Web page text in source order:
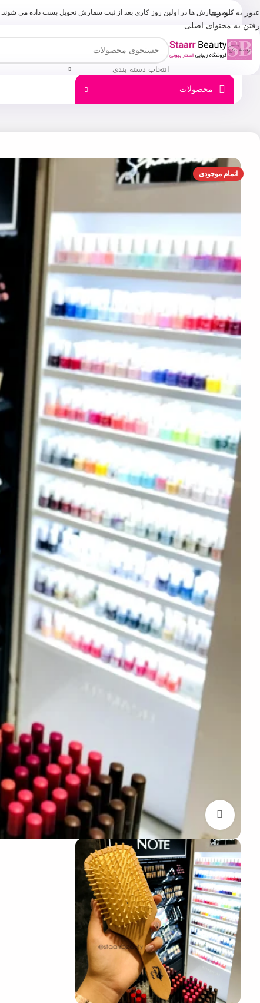
عبور به ناوبری
رفتن به محتوای اصلی
کلیه سفارش ها در اولبن روز کاری بعد از ثبت سفارش تحویل پست داده می شوند.
انتخاب دسته بندی
محصولات
اتمام موجودی
بزرگنمایی تصویر